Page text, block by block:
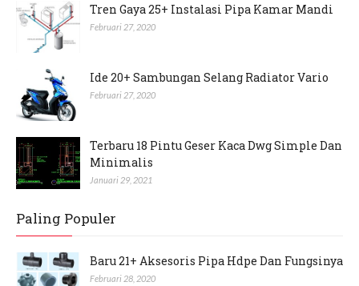
Tren Gaya 25+ Instalasi Pipa Kamar Mandi
Februari 27, 2020
Ide 20+ Sambungan Selang Radiator Vario
Februari 27, 2020
Terbaru 18 Pintu Geser Kaca Dwg Simple Dan
Minimalis
Januari 29, 2021
Paling Populer
Baru 21+ Aksesoris Pipa Hdpe Dan Fungsinya
Februari 28, 2020